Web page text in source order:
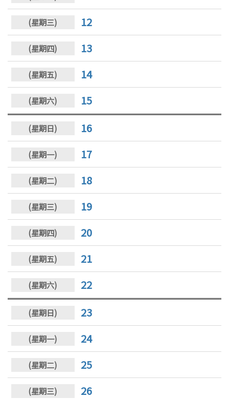
12
13
14
15
16
17
18
19
20
21
22
23
24
25
26